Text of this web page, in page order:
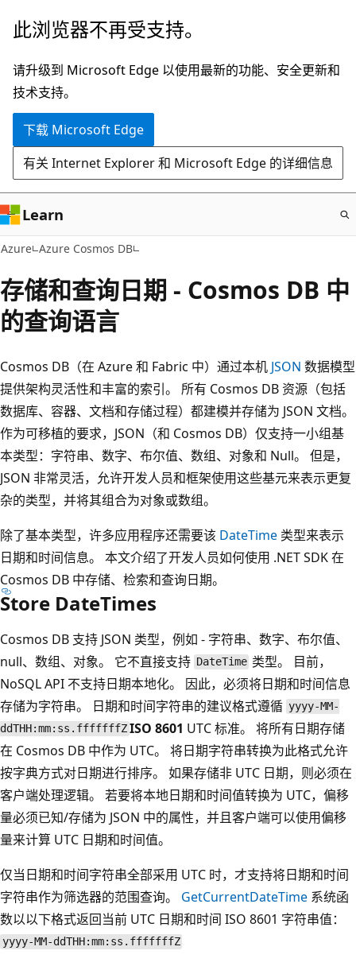
跳
主
要
内
此浏览器不再受支持。
请升级到 Microsoft Edge 以使用最新的功能、安全更新和
技术支持。
下载 Microsoft Edge
有关 Internet Explorer 和 Microsoft Edge 的详细信息
Learn
Azure Azure Cosmos DB
存储和查询日期 - Cosmos DB 中
的查询语言
Cosmos DB（在 Azure 和 Fabric 中）通过本机 JSON 数据模型
提供架构灵活性和丰富的索引。 所有 Cosmos DB 资源（包括
数据库、容器、文档和存储过程）都建模并存储为 JSON 文档。
作为可移植的要求，JSON（和 Cosmos DB）仅支持一小组基
本类型：字符串、数字、布尔值、数组、对象和 Null。 但是，
JSON 非常灵活，允许开发人员和框架使用这些基元来表示更复
杂的类型，并将其组合为对象或数组。
除了基本类型，许多应用程序还需要该 DateTime 类型来表示
日期和时间信息。 本文介绍了开发人员如何使用 .NET SDK 在
Cosmos DB 中存储、检索和查询日期。
Store DateTimes
Cosmos DB 支持 JSON 类型，例如 - 字符串、数字、布尔值、
null、数组、对象。 它不直接支持 DateTime 类型。 目前，
NoSQL API 不支持日期本地化。 因此，必须将日期和时间信息
存储为字符串。 日期和时间字符串的建议格式遵循 yyyy-MM-
ddTHH:mm:ss.fffffffZISO 8601 UTC 标准。 将所有日期存储
在 Cosmos DB 中作为 UTC。 将日期字符串转换为此格式允许
按字典方式对日期进行排序。 如果存储非 UTC 日期，则必须在
客户端处理逻辑。 若要将本地日期和时间值转换为 UTC，偏移
量必须已知/存储为 JSON 中的属性，并且客户端可以使用偏移
量来计算 UTC 日期和时间值。
仅当日期和时间字符串全部采用 UTC 时，才支持将日期和时间
字符串作为筛选器的范围查询。 GetCurrentDateTime 系统函
数以以下格式返回当前 UTC 日期和时间 ISO 8601 字符串值：
yyyy-MM-ddTHH:mm:ss.fffffffZ